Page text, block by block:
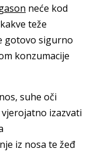
neće kod
teže
gotovo sigurno
konzumacije
suhe oči
izazvati
iz nosa te žeđ